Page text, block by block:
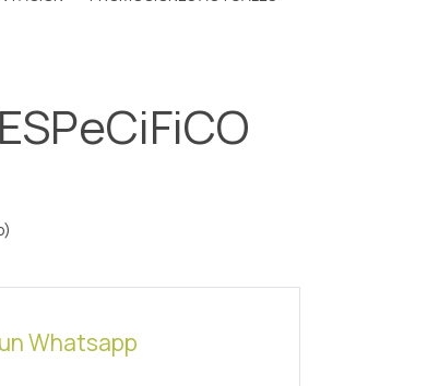
Whatsapp